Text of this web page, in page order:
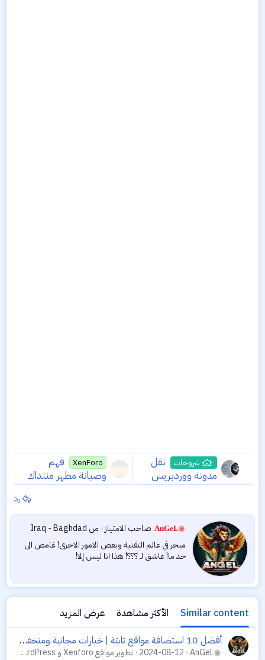
شروحات
نقل
مدونة ووردبريس
باحترافية | تجنب
XenForo
فهم
وصيانة مظهر منتداك
| دليل المبتدئين
وتحديث الستايلات في
زين فورو
رد
ك
ت
ب
ب
س
ة
AnGeL صاحب الامتياز· من Iraq - Baghdad
مبحر في عالم التقنية وبعض الامور الاخرى! غامض الى
حد ما! عاشق لـ ؟؟؟! هذا انا ليس إلا!
Similar content الأكثر مشاهدة
عرض المزيد
أفضل 10 استضافة مواقع ثابتة | خيارات مجانية ومنخفضة التكلفة في عام 2025
AnGeL
2024-08-12 تطوير مواقع Xenforo و WordPress